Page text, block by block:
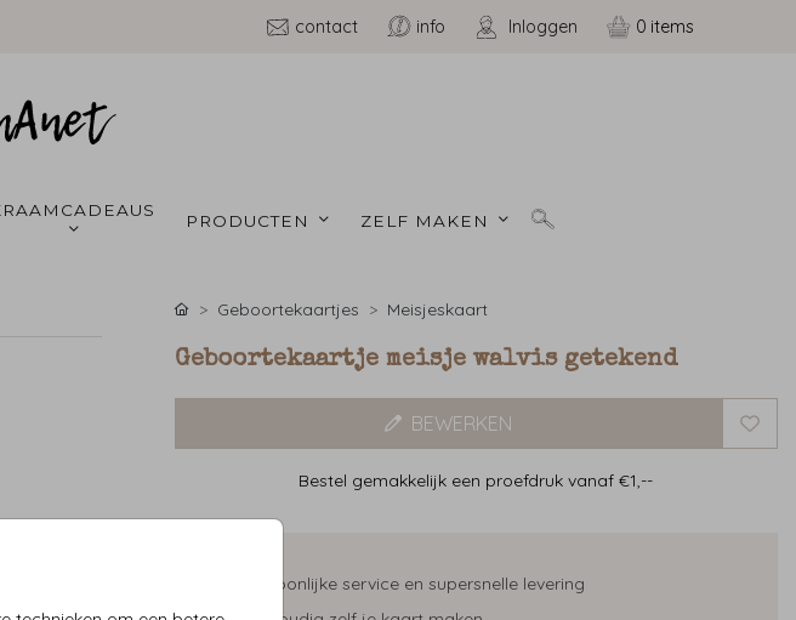
contact info Inloggen 0
PRODUCTEN ZELF MAKEN
Geboortekaartjes Meisjeskaart
Geboortekaartje meisje walvis getekend
BEWERKEN
Bestel gemakkelijk een proefdruk vanaf €1,--
Persoonlijke service en supersnelle levering